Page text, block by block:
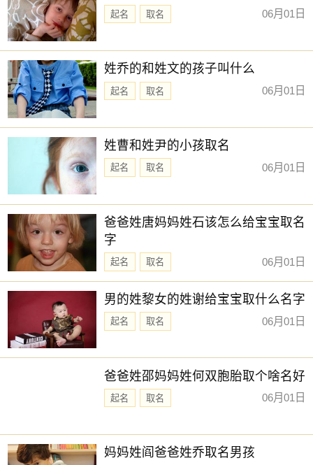
起名 取名 06月01日
姓乔的和姓文的孩子叫什么
起名 取名 06月01日
姓曹和姓尹的小孩取名
起名 取名 06月01日
爸爸姓唐妈妈姓石该怎么给宝宝取名
字
起名 取名 06月01日
男的姓黎女的姓谢给宝宝取什么名字
起名 取名 06月01日
爸爸姓邵妈妈姓何双胞胎取个啥名好
起名 取名 06月01日
妈妈姓阎爸爸姓乔取名男孩